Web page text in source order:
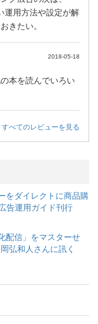
運用方法や設定が解
きたい。
2018-05-18
本を読んでいろい
すべてのレビューを見る
をダイレクトに商品購
告運用ガイド刊行
配信」をマスターせ
弘和人さんに訊く